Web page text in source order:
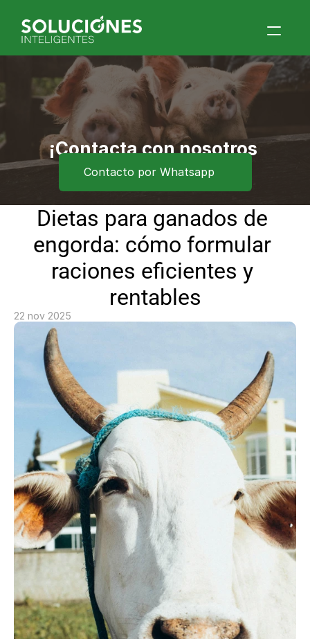
Home
Quiénes Somos
Productos
Blog
Contacto
Eventos
¡Contacta con nosotros
ahora!
Contacto por Whatsapp
Dietas para ganados de
engorda: cómo formular
raciones eficientes y
rentables
22 nov 2025